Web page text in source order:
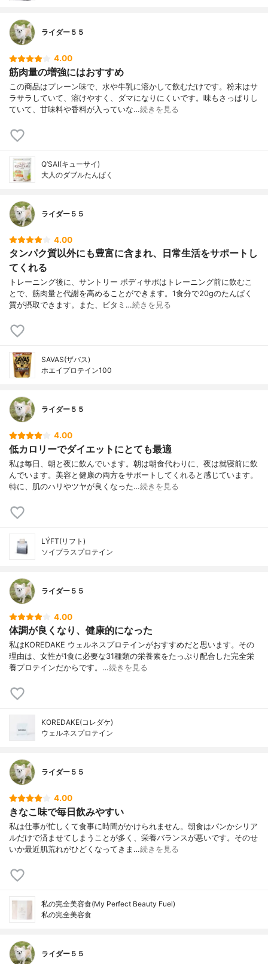
ライダー５５
4.00
筋肉量の増強にはおすすめ
この商品はプレーン味で、水や牛乳に溶かして飲むだけです。粉末はサ
ラサラしていて、溶けやすく、ダマになりにくいです。味もさっぱりし
ていて、甘味料や香料が入っていな…続きを見る
Q’SAI(キューサイ)
大人のダブルたんぱく
ライダー５５
4.00
タンパク質以外にも豊富に含まれ、日常生活をサポートし
てくれる
トレーニング後に、サントリー ボディサポはトレーニング前に飲むこ
とで、筋肉量と代謝を高めることができます。1食分で20gのたんぱく
質が摂取できます。また、ビタミ…続きを見る
SAVAS(ザバス)
ホエイプロテイン100
ライダー５５
4.00
低カロリーでダイエットにとても最適
私は毎日、朝と夜に飲んでいます。朝は朝食代わりに、夜は就寝前に飲
んでいます。美容と健康の両方をサポートしてくれると感じています。
特に、肌のハリやツヤが良くなった…続きを見る
LÝFT(リフト)
ソイプラスプロテイン
ライダー５５
4.00
体調が良くなり、健康的になった
私はKOREDAKE ウェルネスプロテインがおすすめだと思います。その
理由は、女性が1食に必要な31種類の栄養素をたっぷり配合した完全栄
養プロテインだからです。…続きを見る
KOREDAKE(コレダケ)
ウェルネスプロテイン
ライダー５５
4.00
きなこ味で毎日飲みやすい
私は仕事が忙しくて食事に時間がかけられません。朝食はパンかシリア
ルだけで済ませてしまうことが多く、栄養バランスが悪いです。そのせ
いか最近肌荒れがひどくなってきま…続きを見る
私の完全美容食(My Perfect Beauty Fuel)
私の完全美容食
ライダー５５